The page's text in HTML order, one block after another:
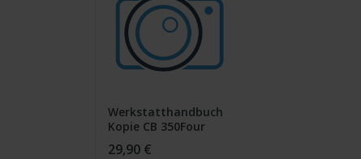
Werkstatthandbuch
Kopie CB 350Four
29,90 €